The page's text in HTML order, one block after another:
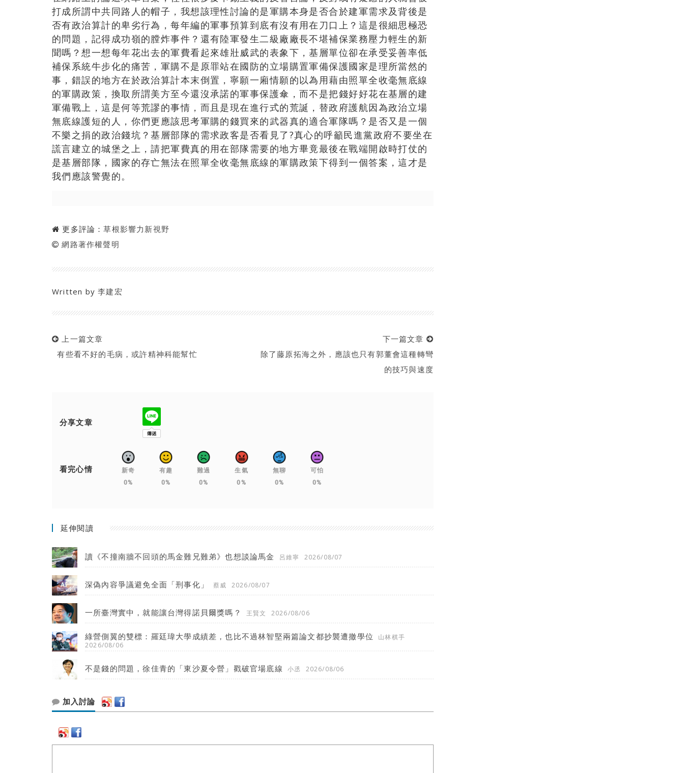
打成所謂中共同路人的帽子，我想該理性討論的是軍購本身是否合於建軍需求及背後是
否有政治算計的卑劣行為，每年編的軍事預算到底有沒有用在刀口上？這是很細思極恐
的問題，記得成功嶺的膛炸事件？還有陸軍發生二級廠廠長不堪補保業務壓力輕生的新
聞嗎？想一想每年花出去的軍費看起來雄壯威武的表象下，基層單位卻在承受妥善率低
補保系統牛步化的痛苦，軍購不是原罪站在國防的立場購置軍備保護國家是理所當然的
事，錯誤的地方在於政治算計本末倒置，寧願一廂情願的以為用藉由照單全收毫無底線
的軍購政策，換取所謂美方至今還沒承諾的軍事保護傘，而不是把錢好好花在基層的建
軍備戰上，這是何等荒謬的事情，而且是現在進行式的荒誕，替政府護航因為政治立場
無底線護短的人，你們更應該思考軍購的錢買來的武器真的適合軍隊嗎？是否又是一個
不樂之捐的政治錢坑？基層部隊的需求政客是否看見了?真心的呼籲民進黨政府不要坐在
謊言建立的城堡之上，請把軍費真的用在部隊需要的地方畢竟最後在戰端開啟時打仗的
是基層部隊，國家的存亡無法在照單全收毫無底線的軍購政策下得到一個答案，這才是
我們應該警覺的。
更多評論：草根影響力新視野
網路著作權聲明
Written by李建宏
上一篇文章
有些看不好的毛病，或許精神科能幫忙
下一篇文章
除了藤原拓海之外，應該也只有郭董會這種轉彎
的技巧與速度
分享文章
看完心情
新奇
0%
有趣
0%
難過
0%
生氣
0%
無聊
0%
可怕
0%
延伸閱讀
讀《不撞南牆不回頭的馬金難兄難弟》也想談論馬金 呂維寧 2026/08/07
深偽內容爭議避免全面「刑事化」 蔡威 2026/08/07
一所臺灣實中，就能讓台灣得諾貝爾獎嗎？ 王賢文 2026/08/06
綠營側翼的雙標：羅廷瑋大學成績差，也比不過林智堅兩篇論文都抄襲遭撤學位
山林棋手
2026/08/06
不是錢的問題，徐佳青的「東沙夏令營」戳破官場底線 小丞 2026/08/06
加入討論